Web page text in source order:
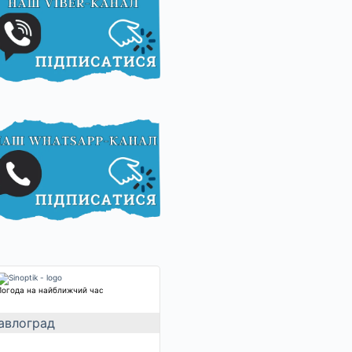
на найближчий час